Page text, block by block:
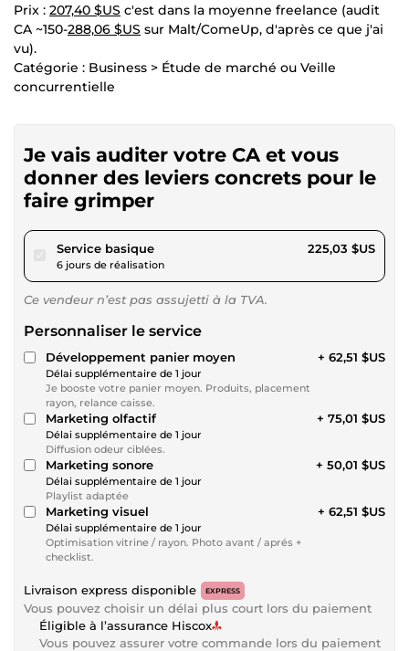
Prix : 207,40 $US c'est dans la moyenne freelance (audit
CA ~150-288,06 $US sur Malt/ComeUp, d'après ce que j'ai
vu).
Catégorie : Business > Étude de marché ou Veille
concurrentielle
Je vais auditer votre CA et vous
donner des leviers concrets pour le
faire grimper
Service basiquepour 207,40 $US
6 jours de réalisation
225,03 $US
Ce vendeur n’est pas assujetti à la TVA.
Personnaliser le service
Développement panier moyen
Délai supplémentaire de 1 jour
Je booste votre panier moyen. Produits, placement
rayon, relance caisse.
+ 62,51 $US
Marketing olfactif
Délai supplémentaire de 1 jour
Diffusion odeur ciblées.
+ 75,01 $US
Marketing sonore
Délai supplémentaire de 1 jour
Playlist adaptée
+ 50,01 $US
Marketing visuel
Délai supplémentaire de 1 jour
Optimisation vitrine / rayon. Photo avant / aprés +
checklist.
+ 62,51 $US
Livraison express disponible EXPRESS
Vous pouvez choisir un délai plus court lors du paiement
Éligible à l’assurance Hiscox
Vous pouvez assurer votre commande lors du paiement